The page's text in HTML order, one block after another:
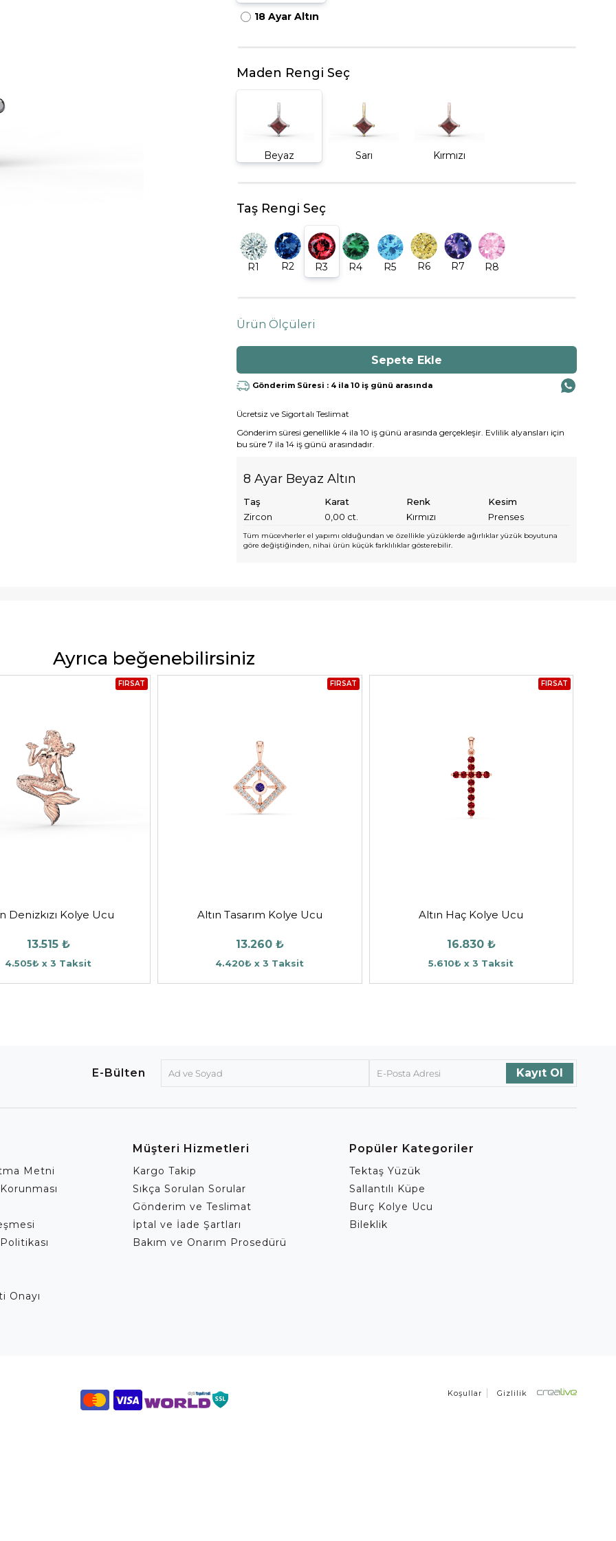
18 Ayar Altın
Maden Rengi Seç
Beyaz Sarı Kırmızı
Taş Rengi Seç
R1 R2 R3 R4 R5 R6 R7 R8
Ürün Ölçüleri
Gönderim Süresi : 4 ila 10 iş günü arasında
Ücretsiz ve Sigortalı Teslimat
Gönderim süresi genellikle 4 ila 10 iş günü arasında gerçekleşir. Evlilik alyansları için
bu süre 7 ila 14 iş günü arasındadır.
8 Ayar Beyaz Altın
Taş Karat Renk
Kesim
Zircon
0,00 ct. Kırmızı Prenses
Tüm mücevherler el yapımı olduğundan ve özellikle yüzüklerde ağırlıklar yüzük boyutuna
göre değiştiğinden, nihai ürün küçük farklılıklar gösterebilir.
Ayrıca beğenebilirsiniz
FIRSAT
Denizkızı Kolye Ucu
13.515 ₺
4.505₺ x 3 Taksit
FIRSAT
Altın Tasarım Kolye Ucu
13.260 ₺
4.420₺ x 3 Taksit
FIRSAT
Altın Haç Kolye Ucu
16.830 ₺
5.610₺ x 3 Taksit
E-Bülten
Metni
Onayı
Müşteri Hizmetleri
Kargo Takip
Sıkça Sorulan Sorular
Gönderim ve Teslimat
İptal ve İade Şartları
Bakım ve Onarım Prosedürü
Popüler Kategoriler
Tektaş Yüzük
Sallantılı Küpe
Burç Kolye Ucu
Bileklik
Koşullar Gizlilik